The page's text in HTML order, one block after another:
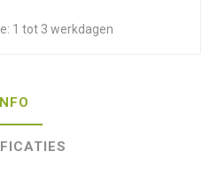
1 tot 3 werkdagen